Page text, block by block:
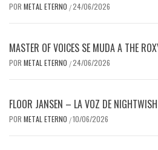
POR METAL ETERNO /24/06/2026
MASTER OF VOICES SE MUDA A THE
POR METAL ETERNO /24/06/2026
FLOOR JANSEN – LA VOZ DE
POR METAL ETERNO /10/06/2026